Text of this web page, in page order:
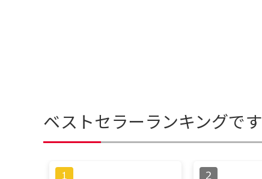
ベストセラーランキングです